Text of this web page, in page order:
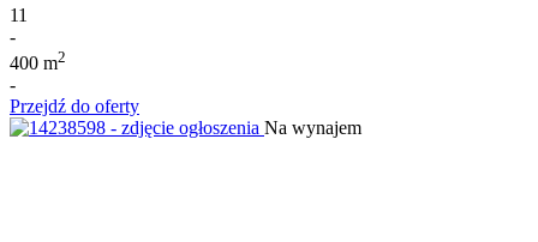
11
-
400 m2
-
Przejdź do oferty
Na wynajem